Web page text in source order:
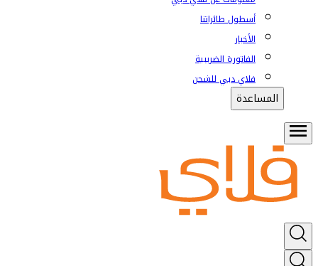
أسطول طائراتنا
الأخبار
الفاتورة الضريبية
فلاي دبي للشحن
المساعدة